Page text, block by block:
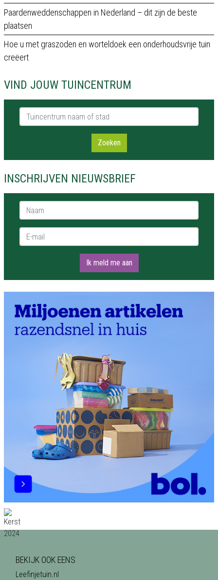
Paardenweddenschappen in Nederland – dit zijn de beste
plaatsen
Hoe u met graszoden en worteldoek een onderhoudsvrije tuin
creëert
VIND JOUW TUINCENTRUM
Tuincentrum naam of stad
Zoeken
INSCHRIJVEN NIEUWSBRIEF
Naam *
E-mail *
Ik meld me aan
BEKIJK OOK EENS
Leefinjetuin.nl